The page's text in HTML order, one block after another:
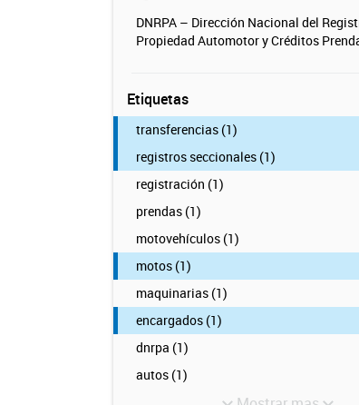
DNRPA – Dirección Nacional del
Propiedad Automotor y Créditos
Etiquetas
transferencias (1)
registros seccionales (1)
registración (1)
prendas (1)
motovehículos (1)
motos (1)
maquinarias (1)
encargados (1)
dnrpa (1)
autos (1)